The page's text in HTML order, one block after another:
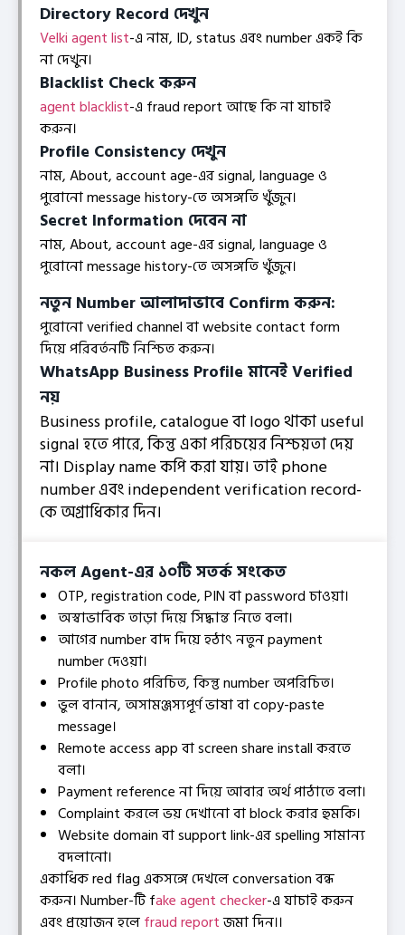
Directory Record দেখুন
Velki agent list-এ নাম, ID, status এবং number একই কি
না দেখুন।
Blacklist Check করুন
agent blacklist-এ fraud report আছে কি না যাচাই
করুন।
Profile Consistency দেখুন
নাম, About, account age-এর signal, language ও
পুরোনো message history-তে অসঙ্গতি খুঁজুন।
Secret Information দেবেন না
নাম, About, account age-এর signal, language ও
পুরোনো message history-তে অসঙ্গতি খুঁজুন।
নতুন Number আলাদাভাবে Confirm করুন:
পুরোনো verified channel বা website contact form
দিয়ে পরিবর্তনটি নিশ্চিত করুন।
WhatsApp Business Profile মানেই Verified
নয়
Business profile, catalogue বা logo থাকা useful
signal হতে পারে, কিন্তু একা পরিচয়ের নিশ্চয়তা দেয়
না। Display name কপি করা যায়। তাই phone
number এবং independent verification record-
কে অগ্রাধিকার দিন।
নকল Agent-এর ১০টি সতর্ক সংকেত
OTP, registration code, PIN বা password চাওয়া।
অস্বাভাবিক তাড়া দিয়ে সিদ্ধান্ত নিতে বলা।
আগের number বাদ দিয়ে হঠাৎ নতুন payment
number দেওয়া।
Profile photo পরিচিত, কিন্তু number অপরিচিত।
ভুল বানান, অসামঞ্জস্যপূর্ণ ভাষা বা copy-paste
message।
Remote access app বা screen share install করতে
বলা।
Payment reference না দিয়ে আবার অর্থ পাঠাতে বলা।
Complaint করলে ভয় দেখানো বা block করার হুমকি।
Website domain বা support link-এর spelling সামান্য
বদলানো।
একাধিক red flag একসঙ্গে দেখলে conversation বন্ধ
করুন। Number-টি fake agent checker-এ যাচাই করুন
এবং প্রয়োজন হলেfraud reportজমা দিন।।